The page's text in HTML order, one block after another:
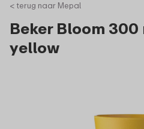
< terug naar Mepal
Beker Bloom 300
yellow